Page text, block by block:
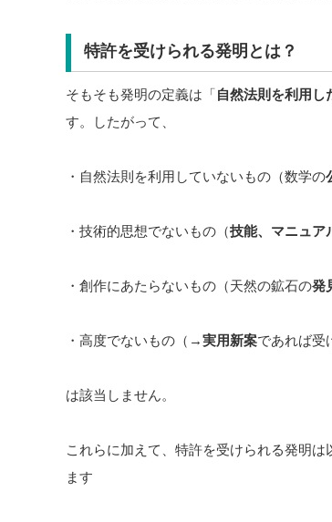
特許を受けられる発明とは？
そもそも発明の定義は「自然法則を利用し
す。したがって、
・自然法則を利用していないもの（数学の
・技術的思想でないもの（技能、マニュア
・創作にあたらないもの（天然の鉱石の発
・高度でないもの（→実用新案であれば受
は該当しません。
これらに加えて、特許を受けられる発明は
ます